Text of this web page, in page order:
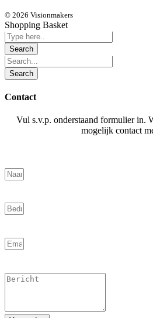
© 2026 Visionmakers
Shopping Basket
Contact
Vul s.v.p. onderstaand formulier in.
mogelijk contact